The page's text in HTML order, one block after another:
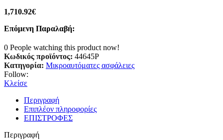
1,710.92€
Επόμενη Παραλαβή:
0 People watching this product now!
Κωδικός προϊόντος: 44645P
Κατηγορία: Μικροαυτόματες ασφάλειες
Follow:
Κλείσε
Περιγραφή
Επιπλέον πληροφορίες
ΕΠΙΣΤΡΟΦΕΣ
Περιγραφή